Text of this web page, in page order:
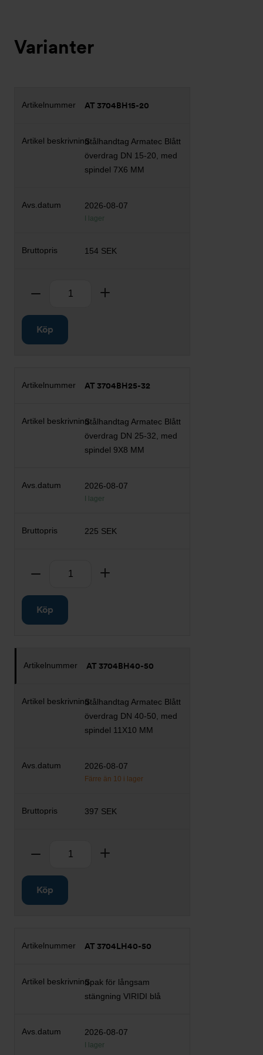
Varianter
AT 3704BH15-20
Stålhandtag Armatec Blått
överdrag DN 15-20, med
spindel 7X6 MM
2026-08-07
I lager
154 SEK
Ta bort
Köp
AT 3704BH25-32
Stålhandtag Armatec Blått
överdrag DN 25-32, med
spindel 9X8 MM
2026-08-07
I lager
225 SEK
Ta bort
Köp
AT 3704BH40-50
Stålhandtag Armatec Blått
överdrag DN 40-50, med
spindel 11X10 MM
2026-08-07
Färre än 10 i lager
397 SEK
Ta bort
Köp
AT 3704LH40-50
Spak för långsam
stängning VIRIDI blå
2026-08-07
I lager